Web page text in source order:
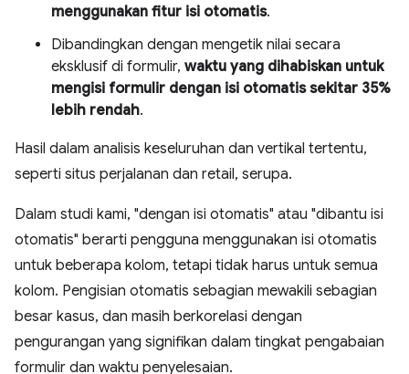
menggunakan fitur isi otomatis.
Dibandingkan dengan mengetik nilai secara
eksklusif di formulir, waktu yang dihabiskan untuk
mengisi formulir dengan isi otomatis sekitar 35%
lebih rendah.
Hasil dalam analisis keseluruhan dan vertikal tertentu,
seperti situs perjalanan dan retail, serupa.
Dalam studi kami, "dengan isi otomatis" atau "dibantu isi
otomatis" berarti pengguna menggunakan isi otomatis
untuk beberapa kolom, tetapi tidak harus untuk semua
kolom. Pengisian otomatis sebagian mewakili sebagian
besar kasus, dan masih berkorelasi dengan
pengurangan yang signifikan dalam tingkat pengabaian
formulir dan waktu penyelesaian.